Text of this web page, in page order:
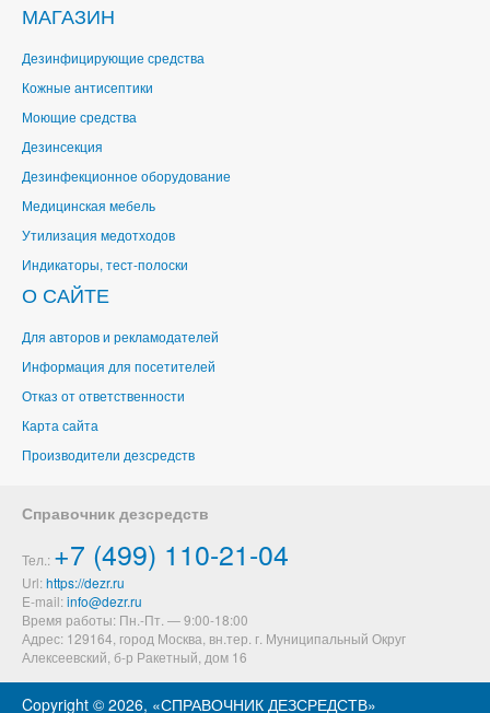
МАГАЗИН
Дезинфицирующие средства
Кожные антисептики
Моющие средства
Дезинсекция
Дезинфекционное оборудование
Медицинская мебель
Утилизация медотходов
Индикаторы, тест-полоски
О САЙТЕ
Для авторов и рекламодателей
Информация для посетителей
Отказ от ответственности
Карта сайта
Производители дезсредств
Справочник дезсредств
Тел.: +7 (499) 110-21-04
Url: https://dezr.ru
E-mail:
Время работы: Пн.-Пт. — 9:00-18:00
Адрес: 129164, город Москва, вн.тер. г. Муниципальный Округ
Алексеевский б-р Ракетный, дом 16
Copyright © 2026, «СПРАВОЧНИК ДЕЗСРЕДСТВ»